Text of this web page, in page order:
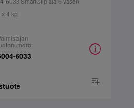
x 4 kpl
6033